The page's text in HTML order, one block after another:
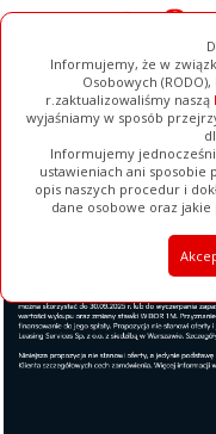
Informujemy, że w
Osobowych
r.zaktualizowaliśmy naszą
wyjaśniamy w sposób
Informujemy
ustawieniach ani sposobie
opis naszych procedur i
dane osobowe oraz jakie
Ogłoszenia Filmy